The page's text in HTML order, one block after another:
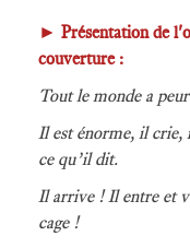
► Présentation de
couverture :
Tout le monde a
Il est énorme, il crie,
ce qu’il dit.
Il arrive ! Il entre et
cage !